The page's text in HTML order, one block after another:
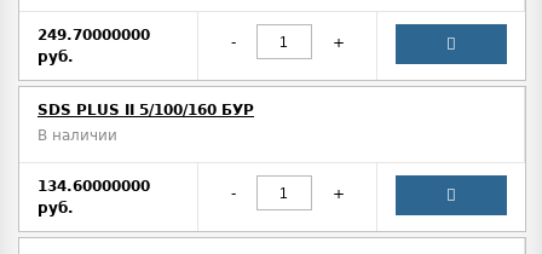
249.70000000
руб.
- +
SDS PLUS II 5/100/160 БУР
В наличии
134.60000000
руб.
- +